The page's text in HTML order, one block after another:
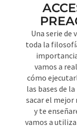
Una serie de
toda la
vamos a
cómo
las bases de
sacar el
y te
vamos a